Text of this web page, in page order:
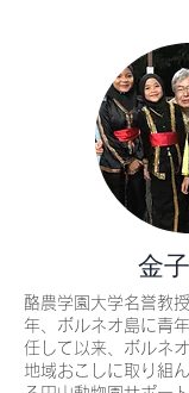
金
酪農学園大学名誉教
年、ボルネオ島に青
任して以来、ボルネ
地域おこしに取り組